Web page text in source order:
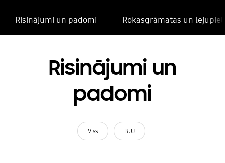
Risinājumi un padomi Rokasgrāmatas un
Risinājumi un
padomi
Viss BUJ